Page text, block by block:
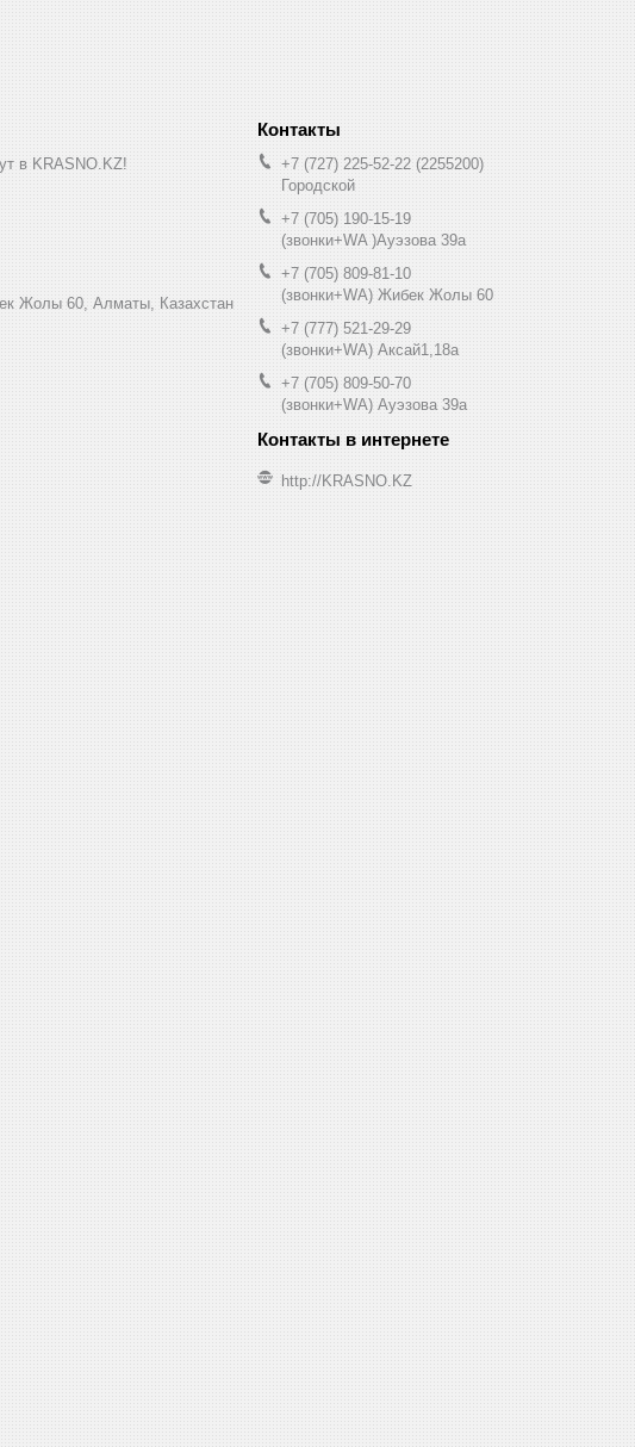
в KRASNO.KZ!
3.Жибек Жолы 60, Алматы, Казахстан
+7 (727) 225-52-22 2255200
Городской
+7 (705) 190-15-19
(звонки+WA )Ауэзова 39а
+7 (705) 809-81-10
(звонки+WA) Жибек Жолы 60
+7 (777) 521-29-29
(звонки+WA) Аксай1,18а
+7 (705) 809-50-70
(звонки+WA) Ауэзова 39а
http://KRASNO.KZ